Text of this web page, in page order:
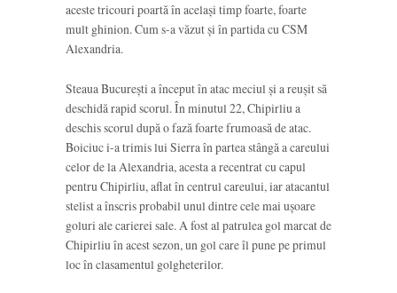
aceste tricouri poartă în același timp foarte, foarte
mult ghinion. Cum s-a văzut și în partida cu CSM
Alexandria.
Steaua București a început în atac meciul și a reușit să
deschidă rapid scorul. În minutul 22, Chipirliu a
deschis scorul după o fază foarte frumoasă de atac.
Boiciuc i-a trimis lui Sierra în partea stângă a careului
celor de la Alexandria, acesta a recentrat cu capul
pentru Chipirliu, aflat în centrul careului, iar atacantul
stelist a înscris probabil unul dintre cele mai ușoare
goluri ale carierei sale. A fost al patrulea gol marcat de
Chipirliu în acest sezon, un gol care îl pune pe primul
loc în clasamentul golgheterilor.